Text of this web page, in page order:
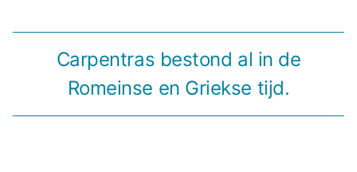
Carpentras bestond al in de
Romeinse en Griekse tijd.